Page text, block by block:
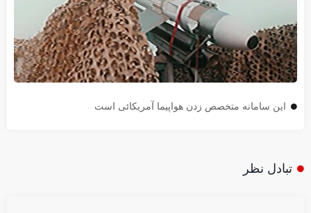
این سامانه متخصص زدن هواپیما آمریکائی است
تبادل نظر